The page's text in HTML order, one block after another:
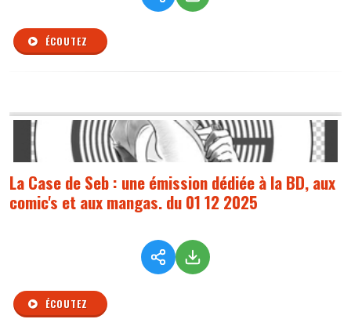
ÉCOUTEZ
La Case de Seb : une émission dédiée à la BD, aux
comic's et aux mangas. du 01 12 2025
ÉCOUTEZ